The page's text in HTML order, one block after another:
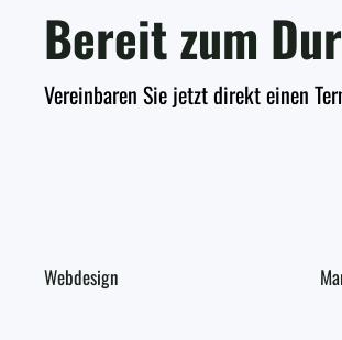
Bereit zum
Vereinbaren Sie jetzt direkt einen
Webdesign